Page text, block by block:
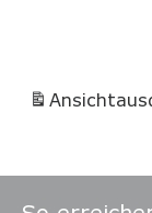
Ansicht